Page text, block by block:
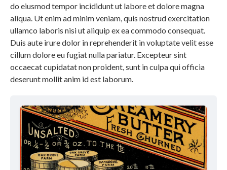
do eiusmod tempor incididunt ut labore et dolore magna
aliqua. Ut enim ad minim veniam, quis nostrud exercitation
ullamco laboris nisi ut aliquip ex ea commodo consequat.
Duis aute irure dolor in reprehenderit in voluptate velit esse
cillum dolore eu fugiat nulla pariatur. Excepteur sint
occaecat cupidatat non proident, sunt in culpa qui officia
deserunt mollit anim id est laborum.